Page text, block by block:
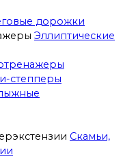
дорожки
Эллиптические
степперы
Скамьи,